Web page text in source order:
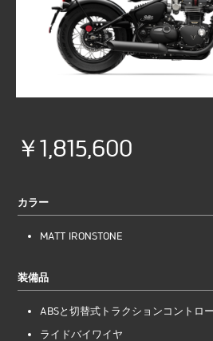
￥1,815,600
カラー
MATT IRONSTONE
装備品
ABSと切替式トラクションコントロ
ライドバイワイヤ